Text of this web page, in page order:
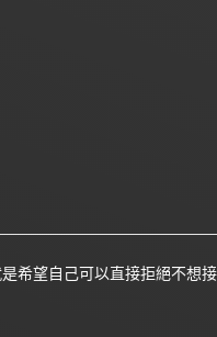
希望自己可以直接拒絕不想